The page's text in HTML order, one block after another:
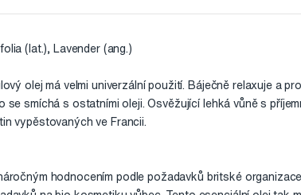
(lat.), Lavender (ang.)
olej má velmi univerzální použití. Báječně relaxuje a
se smíchá s ostatními oleji. Osvěžující lehká vůně s
vypěstovaných ve Francii.
hodnocením podle požadavků britské